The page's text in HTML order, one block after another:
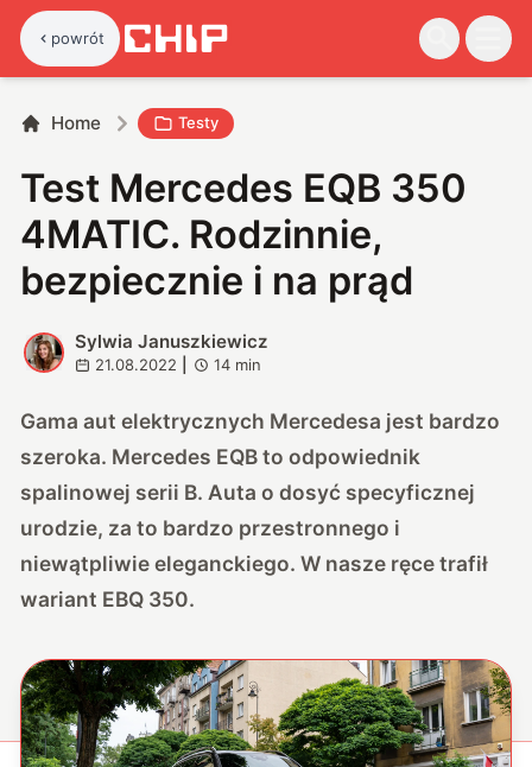
powrót
Home Testy
Test Mercedes EQB 350
4MATIC. Rodzinnie,
bezpiecznie i na prąd
S
Sylwia Januszkiewicz
21.08.2022 14 min
Gama aut elektrycznych Mercedesa jest bardzo
szeroka. Mercedes EQB to odpowiednik
spalinowej serii B. Auta o dosyć specyficznej
urodzie, za to bardzo przestronnego i
niewątpliwie eleganckiego. W nasze ręce trafił
wariant EBQ 350.